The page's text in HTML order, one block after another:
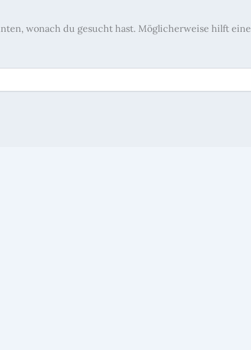
wonach du gesucht hast. Möglicherweise hilft eine